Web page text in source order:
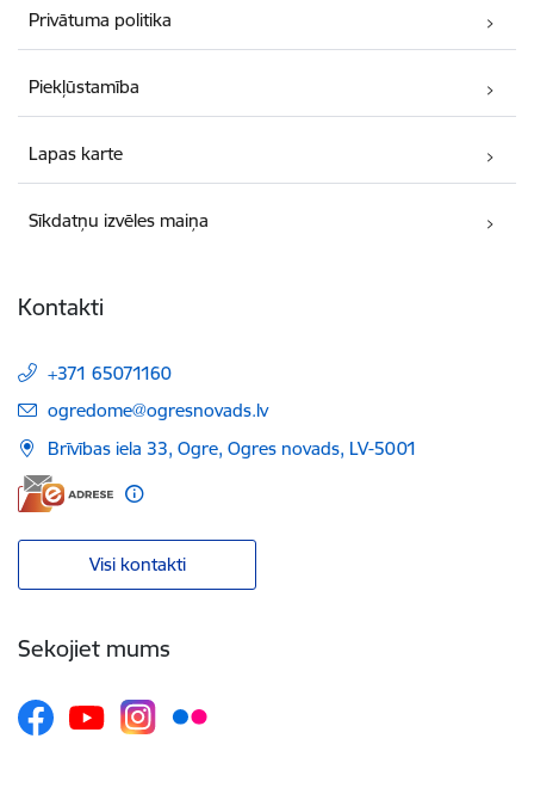
Privātuma politika
Piekļūstamība
Lapas karte
Sīkdatņu izvēles maiņa
Kontakti
+371 65071160
E-pasts:
ogredome@ogresnovads.lv
Brīvības iela 33, Ogre, Ogres novads, LV-5001
Visi kontakti
Sekojiet mums